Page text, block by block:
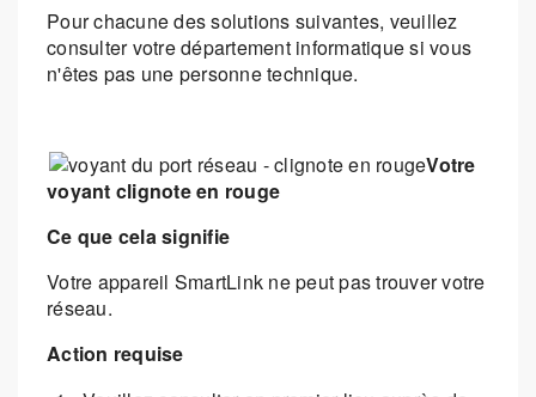
Pour chacune des solutions suivantes, veuillez
consulter votre département informatique si vous
n'êtes pas une personne technique.
Votre
voyant clignote en rouge
Ce que cela signifie
Votre appareil SmartLink ne peut pas trouver votre
réseau.
Action requise